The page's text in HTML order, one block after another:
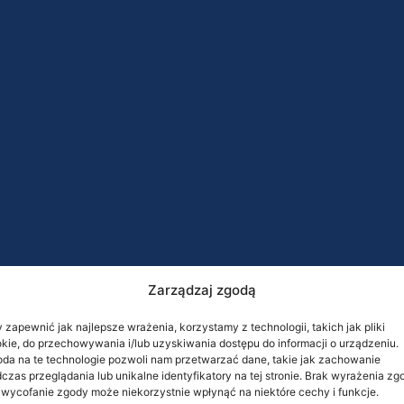
Zarządzaj zgodą
zapewnić jak najlepsze wrażenia, korzystamy z technologii, takich jak pliki
do przechowywania i/lub uzyskiwania dostępu do informacji o urządzeniu.
na te technologie pozwoli nam przetwarzać dane, takie jak zachowanie
przeglądania lub unikalne identyfikatory na tej stronie. Brak wyrażenia
wycofanie zgody może niekorzystnie wpłynąć na niektóre cechy i funkcje.